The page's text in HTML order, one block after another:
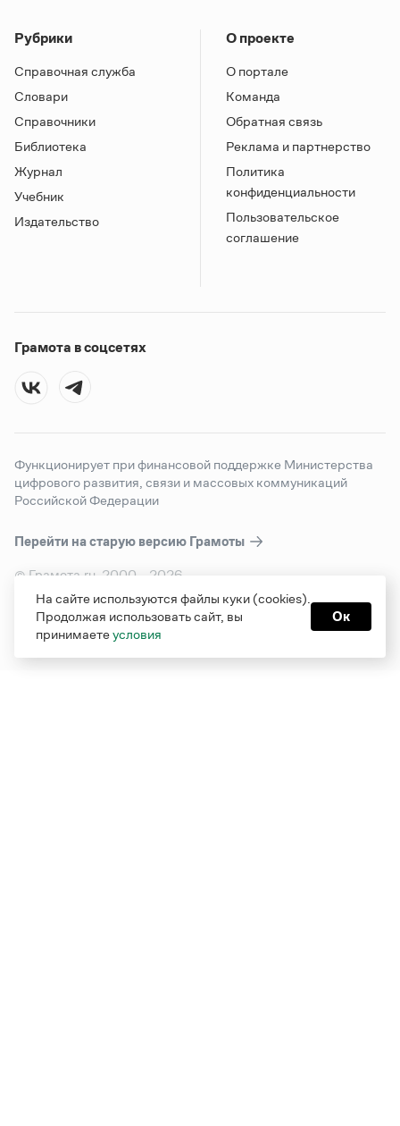
Рубрики
Справочная служба
Словари
Справочники
Библиотека
Журнал
Учебник
Издательство
О проекте
О портале
Команда
Обратная связь
Реклама и партнерство
Политика
конфиденциальности
Пользовательское
соглашение
Грамота в соцсетях
Функционирует при финансовой поддержке Министерства
цифрового развития, связи и массовых коммуникаций
Российской Федерации
Перейти на старую версию Грамоты
© Грамота.ru, 2000 – 2026
Свидетельство о регистрации СМИ: ЭЛ № ФС 77 - 84700,
выдано 10.02.2023
Дизайн — Мария Екимова /
Мотка
На сайте используются файлы куки (cookies).
Продолжая использовать сайт, вы
принимаетеусловия
Ок